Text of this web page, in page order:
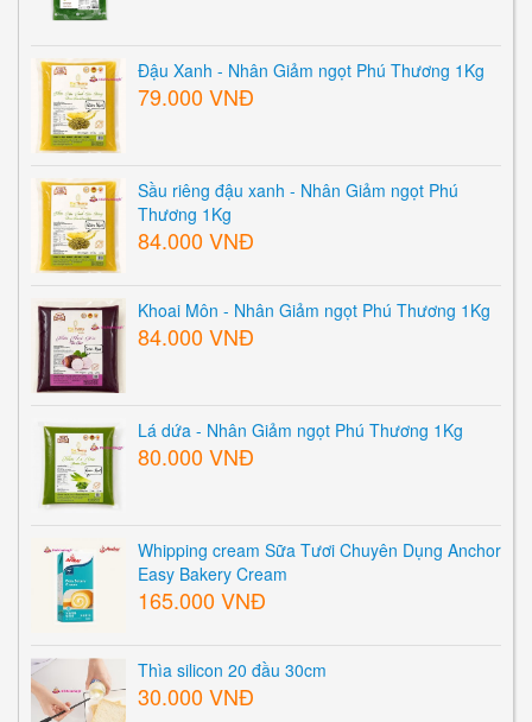
Đậu Xanh - Nhân Giảm ngọt Phú Thương 1Kg
79.000 VNĐ
Sầu riêng đậu xanh - Nhân Giảm ngọt Phú
Thương 1Kg
84.000 VNĐ
Khoai Môn - Nhân Giảm ngọt Phú Thương 1Kg
84.000 VNĐ
Lá dứa - Nhân Giảm ngọt Phú Thương 1Kg
80.000 VNĐ
Whipping cream Sữa Tươi Chuyên Dụng Anchor
Easy Bakery Cream
165.000 VNĐ
Thìa silicon 20 đầu 30cm
30.000 VNĐ